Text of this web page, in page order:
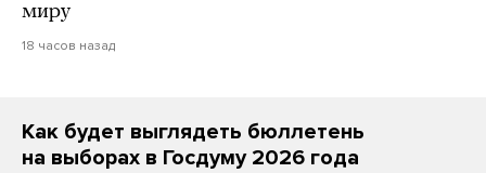
миру
18 часов назад
Как будет выглядеть бюллетень
на выборах в Госдуму 2026 года